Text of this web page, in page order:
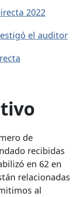
2022
el auditor
de
recibidas
en 62 en
relacionadas
al